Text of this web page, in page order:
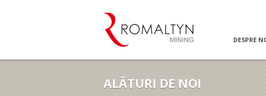
DESPRE
ALĂTURI DE NOI